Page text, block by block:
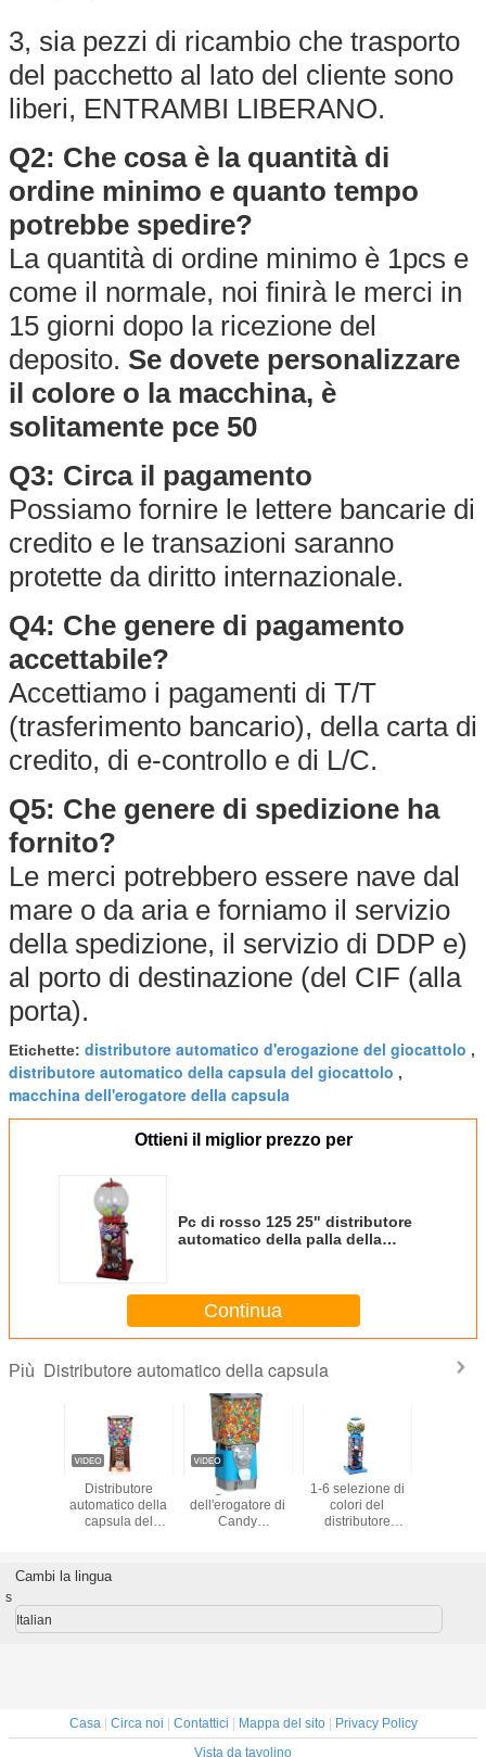
3, sia pezzi di ricambio che trasporto
del pacchetto al lato del cliente sono
liberi, ENTRAMBI LIBERANO.
Q2: Che cosa è la quantità di
ordine minimo e quanto tempo
potrebbe spedire?
La quantità di ordine minimo è 1pcs e
come il normale, noi finirà le merci in
15 giorni dopo la ricezione del
deposito. Se dovete personalizzare
il colore o la macchina, è
solitamente pce 50
Q3: Circa il pagamento
Possiamo fornire le lettere bancarie di
credito e le transazioni saranno
protette da diritto internazionale.
Q4: Che genere di pagamento
accettabile?
Accettiamo i pagamenti di T/T
(trasferimento bancario), della carta di
credito, di e-controllo e di L/C.
Q5: Che genere di spedizione ha
fornito?
Le merci potrebbero essere nave dal
mare o da aria e forniamo il servizio
della spedizione, il servizio di DDP e)
al porto di destinazione (del CIF (alla
porta).
Etichette: distributore automatico d'erogazione del giocattolo ,
distributore automatico della capsula del giocattolo ,
macchina dell'erogatore della capsula
Ottieni il miglior prezzo per
Pc di rosso 125 25" distributore
automatico della palla della
Continua
Più Distributore automatico della capsula
palla
Distributore
automatico della
capsula del
bambini
I giocattoli
dell'erogatore di
Candy
1-6 selezione di
colori del
distributore
40*40*116CM
Cambi la lingua
s
Italian
Casa| Circa noi Contattici Mappa del sito|
Privacy Policy
Vista da tavolino